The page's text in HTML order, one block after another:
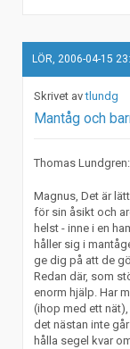
LÖR, 2006-04-15
tlundg
Mantåg och
Thomas Lundgren:
Magnus, Det är
för sin åsikt och
helst - inne i en
håller sig i
ge dig på att de
Redan där, som
enorm hjälp. Har
(ihop med ett
det nästan inte
hålla segel kvar